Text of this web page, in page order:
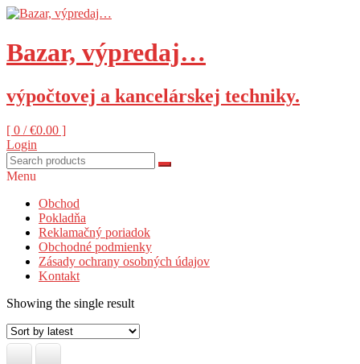
Skip
content
Bazar, výpredaj…
výpočtovej a kancelárskej techniky.
[ 0 /€0.00 ]
Login
Menu
Obchod
Pokladňa
Reklamačný poriadok
Obchodné podmienky
Zásady ochrany osobných údajov
Kontakt
Showing the single result